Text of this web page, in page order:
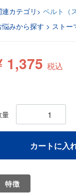
連カテゴリ
ベルト（
ストー
1,375 税込
量
カートに入
特徴